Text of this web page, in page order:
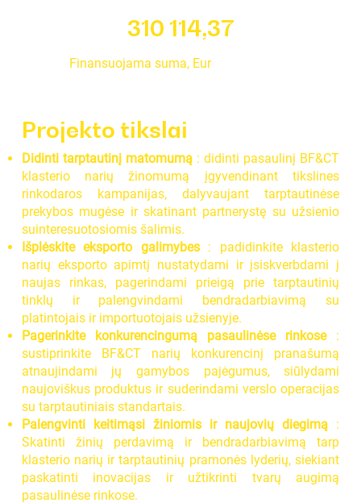
Projekto tikslai
Didinti tarptautinį matomumą: didinti pasaulinį BF&CT
klasterio narių žinomumą įgyvendinant tikslines
rinkodaros kampanijas, dalyvaujant tarptautinėse
prekybos mugėse ir skatinant partnerystę su užsienio
suinteresuotosiomis šalimis.
Išplėskite eksporto galimybes: padidinkite klasterio
narių eksporto apimtį nustatydami ir įsiskverbdami į
naujas rinkas, pagerindami prieigą prie tarptautinių
tinklų ir palengvindami bendradarbiavimą su
platintojais ir importuotojais užsienyje.
Pagerinkite konkurencingumą pasaulinėse rinkose:
sustiprinkite BF&CT narių konkurencinį pranašumą
atnaujindami jų gamybos pajėgumus, siūlydami
naujoviškus produktus ir suderindami verslo operacijas
su tarptautiniais standartais.
Palengvinti keitimąsi žiniomis ir naujovių diegimą :
Skatinti žinių perdavimą ir bendradarbiavimą tarp
klasterio narių ir tarptautinių pramonės lyderių, siekiant
paskatinti inovacijas ir užtikrinti tvarų augimą
pasaulinėse rinkose.
310 114,37
Finansuojama suma, Eur